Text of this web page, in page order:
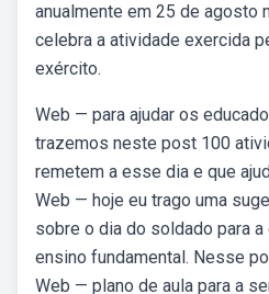
anualmente em 25 de agosto
celebra a atividade exercida
exército.
Web — para ajudar os
trazemos neste post 100
remetem a esse dia e que
Web — hoje eu trago uma
sobre o dia do soldado para
ensino fundamental. Nesse
Web — plano de aula para a